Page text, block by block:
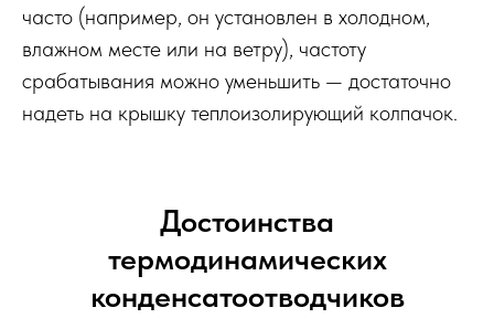
часто (например, он установлен в холодном,
влажном месте или на ветру), частоту
срабатывания можно уменьшить — достаточно
надеть на крышку теплоизолирующий колпачок.
Достоинства
термодинамических
конденсатоотводчиков